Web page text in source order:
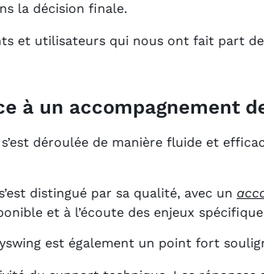
la décision finale.
et utilisateurs qui nous ont fait part
à un accompagnement
s’est déroulée de manière fluide et
distingué par sa qualité, avec un
et à l’écoute des enjeux
est également un point fort